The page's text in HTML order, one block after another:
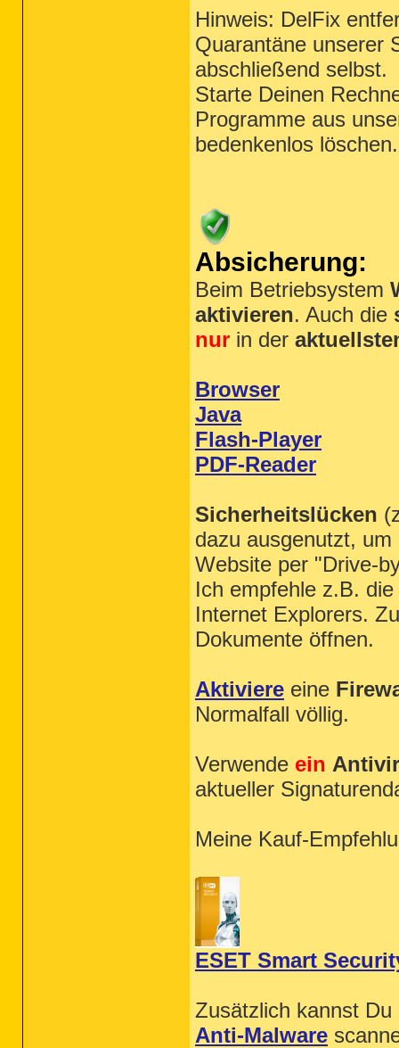
Hinweis: DelFix
Quarantäne unserer
abschließend selbst.
Starte Deinen
Programme aus
bedenkenlos löschen.
Absicherung:
Beim Betriebsystem
aktivieren. Auch die
nur in der
Browser
Java
Flash-Player
PDF-Reader
Sicherheitslücken
dazu ausgenutzt,
Website per "Drive-
Ich empfehle z.B.
Internet Explorers.
Dokumente öffnen.
Aktiviere eine
Normalfall völlig.
Verwende ein
aktueller
Meine Kauf-
ESET Smart
Zusätzlich kannst
Anti-Malware